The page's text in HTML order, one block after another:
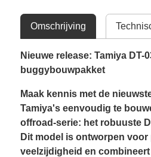
Omschrijving
Nieuwe release: Tamiya DT-
buggybouwpakket
Maak kennis met de
Tamiya's eenvoudig te
offroad-serie: het robuuste
Dit model is ontworpen voor
veelzijdigheid en